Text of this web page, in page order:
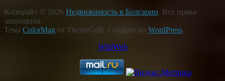
Копирайт © 2026 Недвижимость в Болгарии. Все права
защищены.
Тема ColorMag от ThemeGrill. Создано на WordPress.
WildWeb